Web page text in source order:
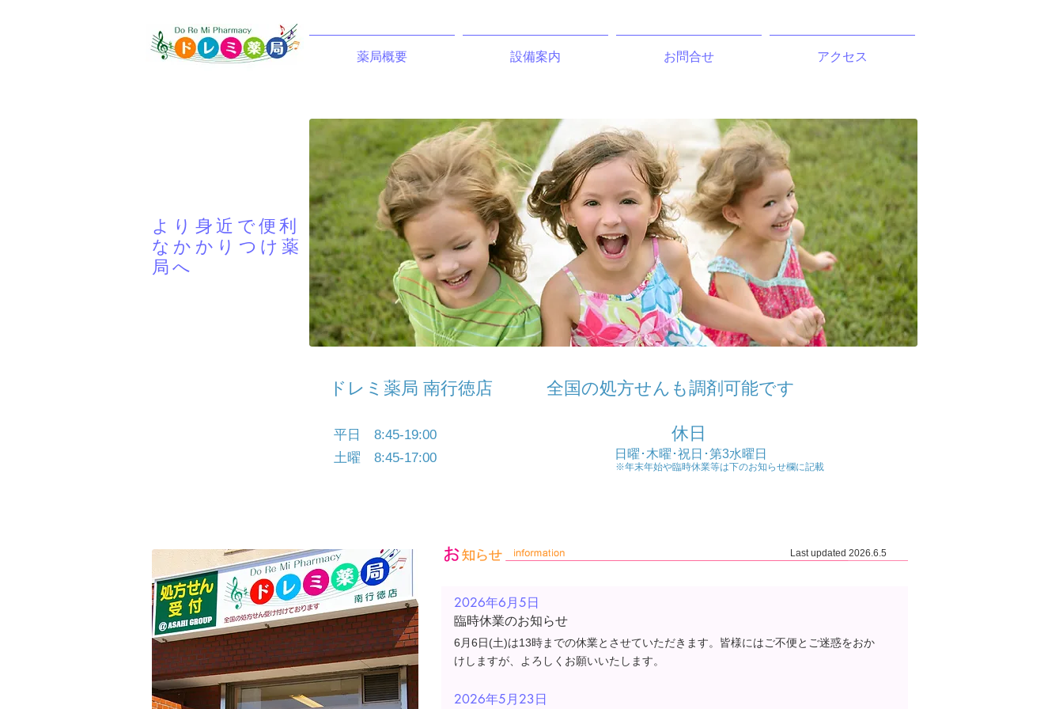
薬局概要 設備案内 お問合せ アクセス
より身近で便利
なかかりつけ薬
局へ
ドレミ薬局 南行徳店 ​全国の処方せんも調剤可能です
平日 8:45-19:00
土曜 8:45-17:00
休日
日曜･木曜･祝日･第3水曜日
※年末年始や臨時休業等は下のお知らせ欄に記載
Last updated 2026.6.5
2026年6月5日
臨時休業のお知らせ
6月6日(土)は13時までの休業と させていただきます。皆様にはご不便とご迷惑をおか
けしますが、よろしくお願いいたします。
2026年5月23日